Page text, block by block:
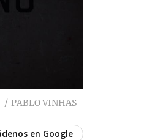
PABLO VINHAS
en Google